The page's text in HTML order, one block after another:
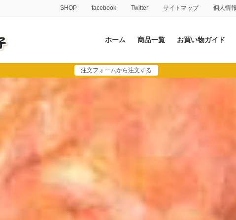
SHOP facebook Twitter サイトマップ 個人情
ホーム 商品一覧 お買い物ガイド
注文フォームから注文する